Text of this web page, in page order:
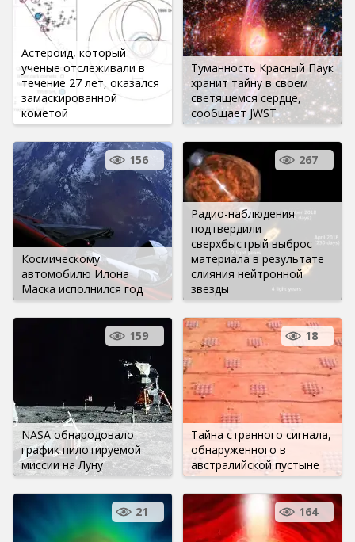
Астероид, который
ученые отслеживали в
течение 27 лет, оказался
замаскированной
кометой
Туманность Красный Паук
хранит тайну в своем
светящемся сердце,
сообщает JWST
Космическому
автомобилю Илона
Маска исполнился год
156
Радио-наблюдения
подтвердили
сверхбыстрый выброс
материала в результате
слияния нейтронной
звезды
267
NASA обнародовало
график пилотируемой
миссии на Луну
159
Тайна странного сигнала,
обнаруженного в
австралийской пустыне
18
21 164